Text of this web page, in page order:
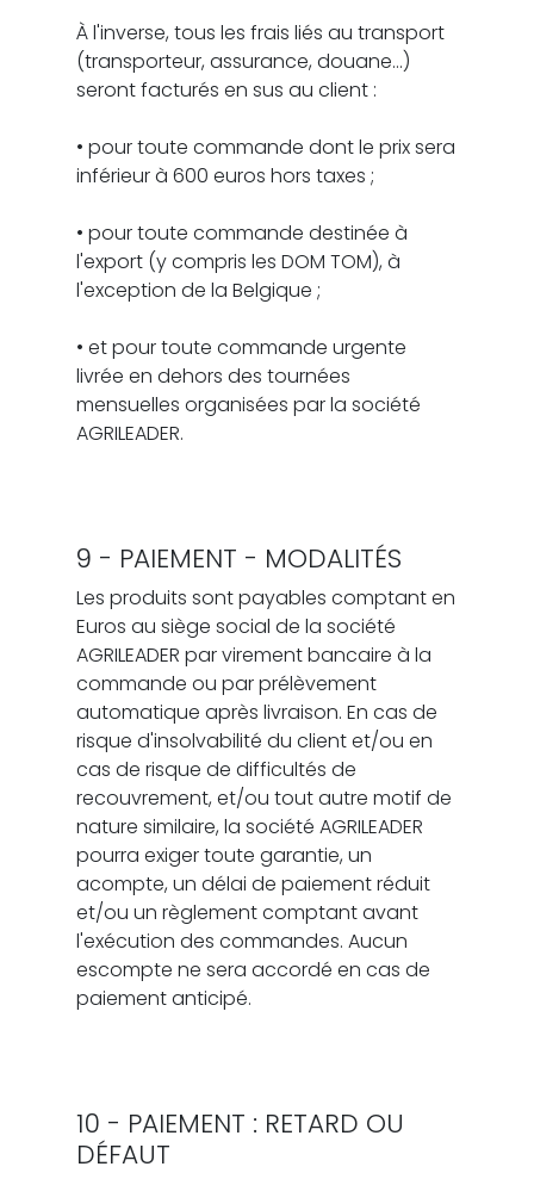
À l'inverse, tous les frais liés au transport
(transporteur, assurance, douane…)
seront facturés en sus au client :
• pour toute commande dont le prix sera
inférieur à 600 euros hors taxes ;
• pour toute commande destinée à
l'export (y compris les DOM TOM), à
l'exception de la Belgique ;
• et pour toute commande urgente
livrée en dehors des tournées
mensuelles organisées par la société
AGRILEADER.
9 - PAIEMENT - MODALITÉS
Les produits sont payables comptant en
Euros au siège social de la société
AGRILEADER par virement bancaire à la
commande ou par prélèvement
automatique après livraison. En cas de
risque d'insolvabilité du client et/ou en
cas de risque de difficultés de
recouvrement, et/ou tout autre motif de
nature similaire, la société AGRILEADER
pourra exiger toute garantie, un
acompte, un délai de paiement réduit
et/ou un règlement comptant avant
l'exécution des commandes. Aucun
escompte ne sera accordé en cas de
paiement anticipé.
10 - PAIEMENT : RETARD OU
DÉFAUT